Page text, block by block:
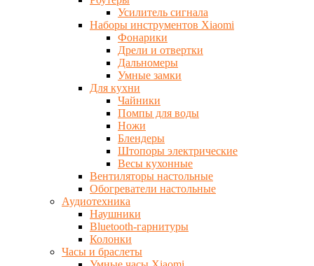
Усилитель сигнала
Наборы инструментов Xiaomi
Фонарики
Дрели и отвертки
Дальномеры
Умные замки
Для кухни
Чайники
Помпы для воды
Ножи
Блендеры
Штопоры электрические
Весы кухонные
Вентиляторы настольные
Обогреватели настольные
Аудиотехника
Наушники
Bluetooth-гарнитуры
Колонки
Часы и браслеты